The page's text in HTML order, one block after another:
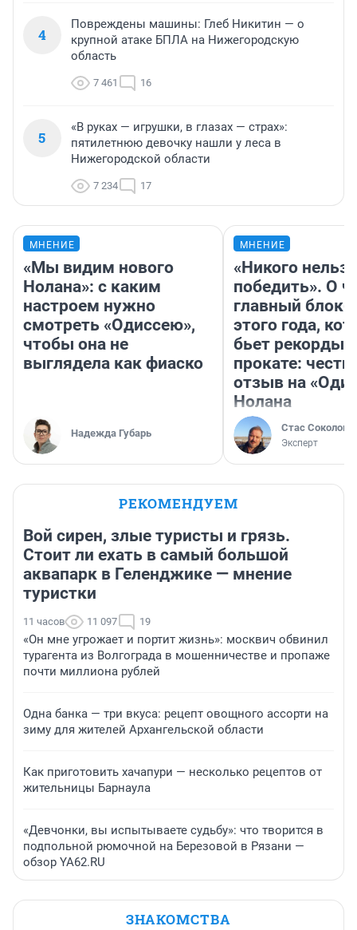
4
Повреждены машины: Глеб Никитин — о
крупной атаке БПЛА на Нижегородскую
область
7 461 16
5
«В руках — игрушки, в глазах — страх»:
пятилетнюю девочку нашли у леса в
Нижегородской области
7 234 17
МНЕНИЕ
«Мы видим нового
Нолана»: с каким
настроем нужно
смотреть «Одиссею»,
чтобы она не
выглядела как фиаско
Надежда Губарь
МНЕНИЕ
«Никого нельзя
победить». О
главный
этого года,
бьет рекорды в
прокате:
отзыв на
Нолана
Стас Соколов
Эксперт
РЕКОМЕНДУЕМ
Вой сирен, злые туристы и грязь.
Стоит ли ехать в самый большой
аквапарк в Геленджике — мнение
туристки
11 часов 11 097 19
«Он мне угрожает и портит жизнь»: москвич обвинил
турагента из Волгограда в мошенничестве и пропаже
почти миллиона рублей
Одна банка — три вкуса: рецепт овощного ассорти на
зиму для жителей Архангельской области
Как приготовить хачапури — несколько рецептов от
жительницы Барнаула
«Девчонки, вы испытываете судьбу»: что творится в
подпольной рюмочной на Березовой в Рязани —
обзор YA62.RU
ЗНАКОМСТВА